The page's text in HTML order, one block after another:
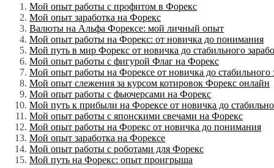
Мой опыт работы с профитом в Форекс
Мой опыт заработка на Форекс
Валюты на Альфа Форексе: мой личный опыт
Мой опыт работы на Форекс: от новичка до понимания
Мой путь в мир Форекс от новичка до стабильного
Мой опыт работы с фигурой Флаг на Форекс
Мой опыт работы на Форексе от новичка до стабильного
Мой опыт слежения за курсом котировок Форекс онлайн
Мой опыт работы с фьючерсами на Форекс
Мой путь к прибыли на Форексе от новичка до
Мой опыт работы с японскими свечами на Форекс
Мой опыт работы на Форекс от новичка до понимания
Мой опыт заработка на Форексе
Мой опыт работы с роботами для Форекс
Мой путь на Форекс: опыт проигрыша